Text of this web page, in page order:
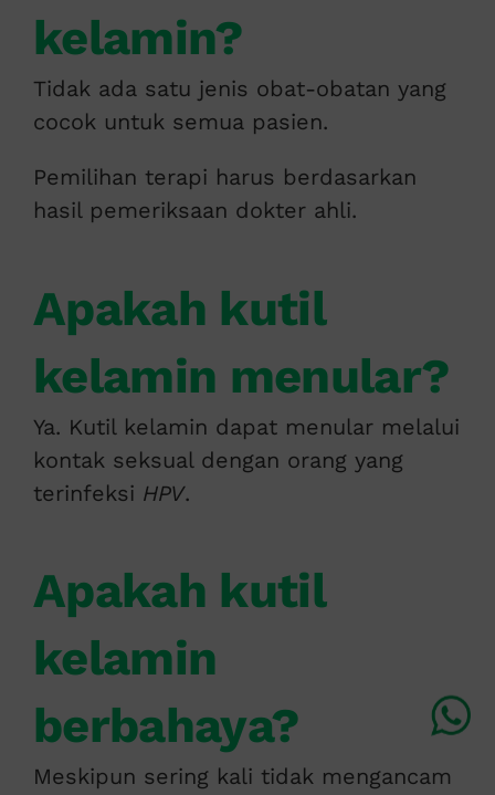
kelamin?
Tidak ada satu jenis obat-obatan yang
cocok untuk semua pasien.
Pemilihan terapi harus berdasarkan
hasil pemeriksaan dokter ahli.
Apakah kutil
kelamin menular?
Ya. Kutil kelamin dapat menular melalui
kontak seksual dengan orang yang
terinfeksi HPV.
Apakah kutil
kelamin
berbahaya?
Meskipun sering kali tidak mengancam